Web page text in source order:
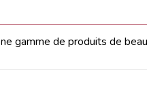
gamme de produits de